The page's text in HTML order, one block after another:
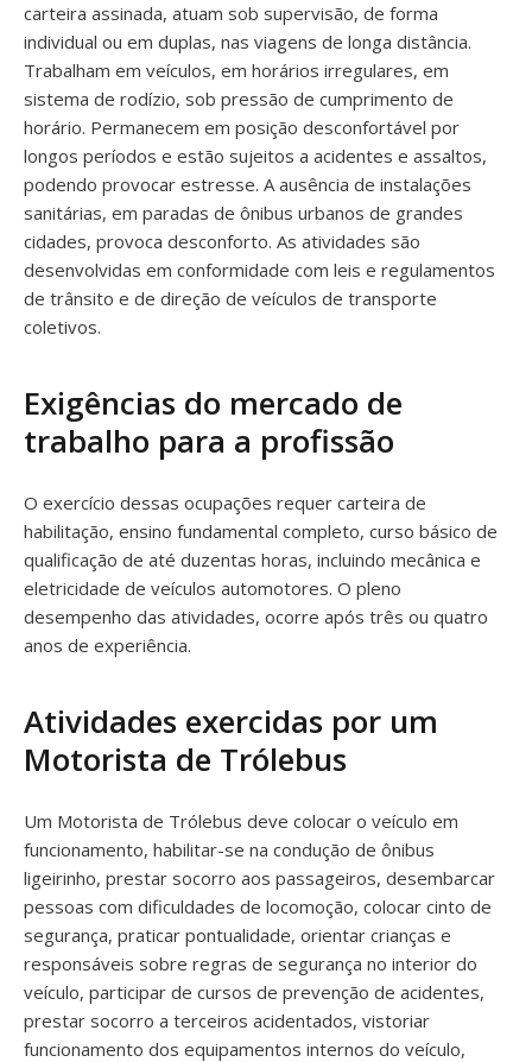
carteira assinada, atuam sob supervisão, de forma
individual ou em duplas, nas viagens de longa distância.
Trabalham em veículos, em horários irregulares, em
sistema de rodízio, sob pressão de cumprimento de
horário. Permanecem em posição desconfortável por
longos períodos e estão sujeitos a acidentes e assaltos,
podendo provocar estresse. A ausência de instalações
sanitárias, em paradas de ônibus urbanos de grandes
cidades, provoca desconforto. As atividades são
desenvolvidas em conformidade com leis e regulamentos
de trânsito e de direção de veículos de transporte
coletivos.
Exigências do mercado de
trabalho para a profissão
O exercício dessas ocupações requer carteira de
habilitação, ensino fundamental completo, curso básico de
qualificação de até duzentas horas, incluindo mecânica e
eletricidade de veículos automotores. O pleno
desempenho das atividades, ocorre após três ou quatro
anos de experiência.
Atividades exercidas por um
Motorista de Trólebus
Um Motorista de Trólebus deve colocar o veículo em
funcionamento, habilitar-se na condução de ônibus
ligeirinho, prestar socorro aos passageiros, desembarcar
pessoas com dificuldades de locomoção, colocar cinto de
segurança, praticar pontualidade, orientar crianças e
responsáveis sobre regras de segurança no interior do
veículo, participar de cursos de prevenção de acidentes,
prestar socorro a terceiros acidentados, vistoriar
funcionamento dos equipamentos internos do veículo,